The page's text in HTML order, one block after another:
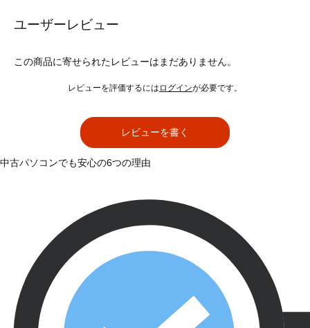
ユーザーレビュー
この商品に寄せられたレビューはまだありません。
レビューを評価するには ログインが必要です。
レビューを書く
中古パソコンでも安心の6つの理由